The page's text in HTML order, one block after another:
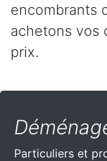
encombrants
achetons vos
prix.
Particuliers et